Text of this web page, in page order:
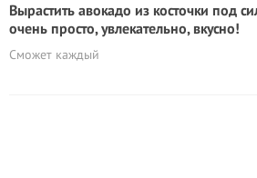
Вырастить авокадо из косточки под
очень просто, увлекательно, вкусно!
Сможет каждый